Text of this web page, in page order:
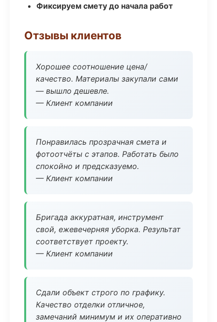
Фиксируем смету до начала работ
Отзывы клиентов
Хорошее соотношение цена/
качество. Материалы закупали сами
— вышло дешевле.
— Клиент компании
Понравилась прозрачная смета и
фотоотчёты с этапов. Работать было
спокойно и предсказуемо.
— Клиент компании
Бригада аккуратная, инструмент
свой, ежевечерняя уборка. Результат
соответствует проекту.
— Клиент компании
Сдали объект строго по графику.
Качество отделки отличное,
замечаний минимум и их оперативно